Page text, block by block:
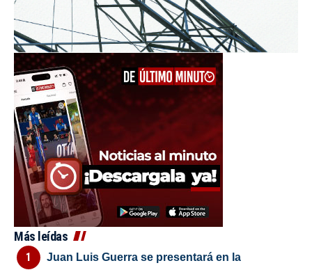
Más leídas
Juan Luis Guerra se presentará en la